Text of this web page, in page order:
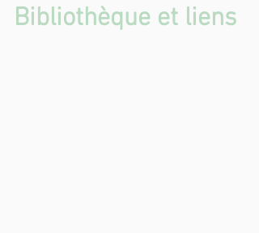
Bibliothèque et liens